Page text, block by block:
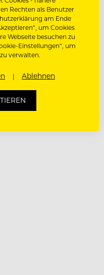
Rechten als Benutzer
am Ende
um Cookies
Webseite besuchen zu
Einstellungen“, um
verwalten.
Ablehnen